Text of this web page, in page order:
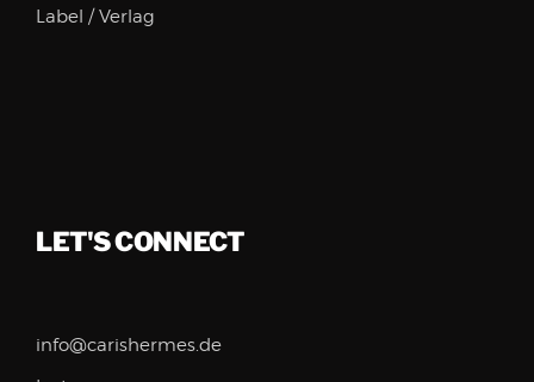
Label / Verlag
LET'S CONNECT
info@carishermes.de